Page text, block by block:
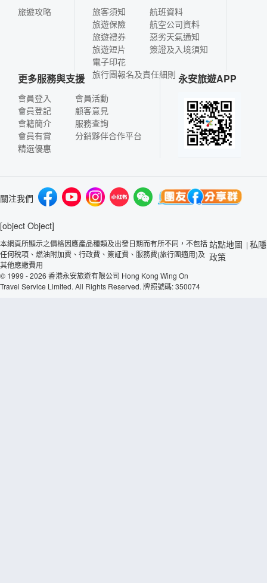
旅遊攻略
旅客須知
旅遊保險
旅遊禮券
旅遊短片
電子印花
航班資料
航空公司資料
惡劣天氣通知
簽證及入境須知
旅行團報名及責任細則
更多服務與支援
會員登入
會員登記
會籍簡介
會員有賞
精選優惠
會員活動
顧客意見
服務查詢
分銷夥伴合作平台
永安旅遊APP
關注我們
[object Object]
本網頁所顯示之價格因應產品種類及出發日期而有所不同，不包括
任何稅項、燃油附加費、行政費、簽証費、服務費(旅行團適用)及
其他應繳費用
© 1999 - 2026 香港永安旅遊有限公司 Hong Kong Wing On
Travel Service Limited. All Rights Reserved. 牌照號碼: 350074
站點地圖 | 私隱
政策